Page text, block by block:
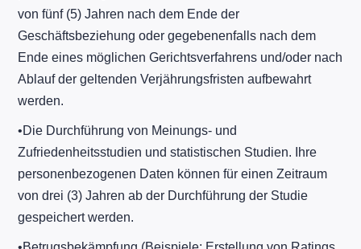
von fünf (5) Jahren nach dem Ende der
Geschäftsbeziehung oder gegebenenfalls nach dem
Ende eines möglichen Gerichtsverfahrens und/oder nach
Ablauf der geltenden Verjährungsfristen aufbewahrt
werden.
​•​Die Durchführung von Meinungs- und
Zufriedenheitsstudien und statistischen Studien. Ihre
personenbezogenen Daten können für einen Zeitraum
von drei (3) Jahren ab der Durchführung der Studie
gespeichert werden.